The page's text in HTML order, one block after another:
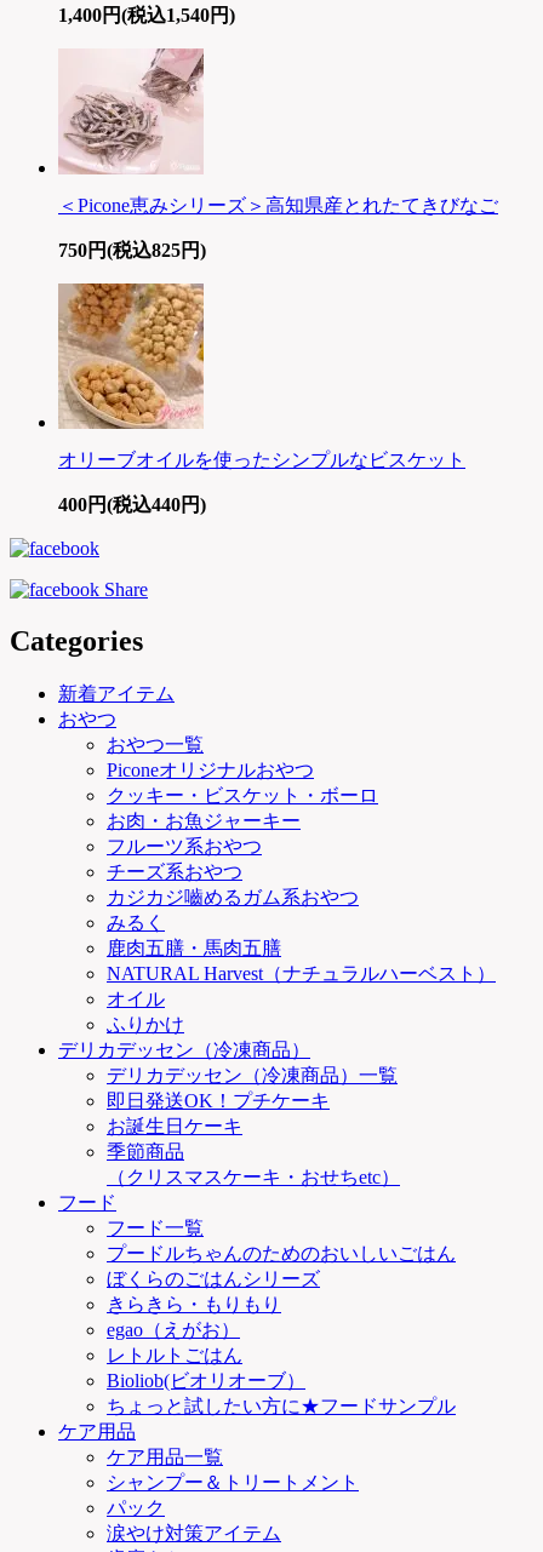
1,400円(税込1,540円)
＜Picone恵みシリーズ＞高知県産とれたてきびなご
750円(税込825円)
オリーブオイルを使ったシンプルなビスケット
400円(税込440円)
Categories
新着アイテム
おやつ
おやつ一覧
Piconeオリジナルおやつ
クッキー・ビスケット・ボーロ
お肉・お魚ジャーキー
フルーツ系おやつ
チーズ系おやつ
カジカジ嚙めるガム系おやつ
みるく
鹿肉五膳・馬肉五膳
NATURAL Harvest（ナチュラルハーベスト）
オイル
ふりかけ
デリカデッセン（冷凍商品）
デリカデッセン（冷凍商品）一覧
即日発送OK！プチケーキ
お誕生日ケーキ
季節商品
（クリスマスケーキ・おせちetc）
フード
フード一覧
プードルちゃんのためのおいしいごはん
ぼくらのごはんシリーズ
きらきら・もりもり
egao（えがお）
レトルトごはん
Bioliob(ビオリオーブ）
ちょっと試したい方に★フードサンプル
ケア用品
ケア用品一覧
シャンプー＆トリートメント
パック
涙やけ対策アイテム